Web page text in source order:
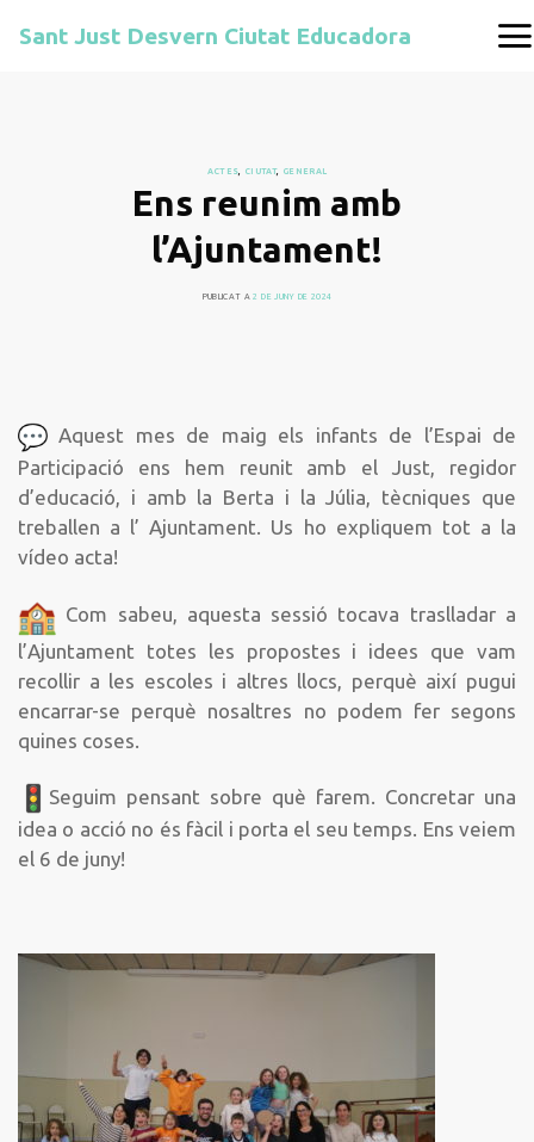
Sant Just Desvern Ciutat Educadora
ACTES CIUTAT, GENERAL
Ens reunim amb
l’Ajuntament!
PUBLICAT A2 DE JUNY DE 2024
Aquest mes de maig els infants de l’Espai de
Participació ens hem reunit amb el Just, regidor
d’educació, i amb la Berta i la Júlia, tècniques que
treballen a l’ Ajuntament. Us ho expliquem tot a la
vídeo acta!
Com sabeu, aquesta sessió tocava traslladar a
l’Ajuntament totes les propostes i idees que vam
recollir a les escoles i altres llocs, perquè així pugui
encarrar-se perquè nosaltres no podem fer segons
quines coses.
Seguim pensant sobre què farem. Concretar una
idea o acció no és fàcil i porta el seu temps. Ens veiem
el 6 de juny!